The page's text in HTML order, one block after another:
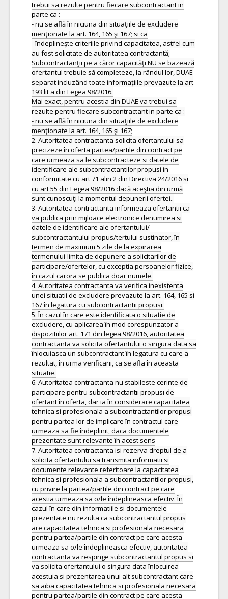
trebui sa rezulte pentru fiecare subcontractant in
parte ca :
- nu se află în niciuna din situaţiile de excludere
menţionate la art. 164, 165 şi 167; si ca
- îndeplineşte criteriile privind capacitatea, astfel cum
au fost solicitate de autoritatea contractantă;
Subcontractanţii pe a căror capacităţi NU se bazează
ofertantul trebuie să completeze, la rândul lor, DUAE
separat incluzând toate informaţiile prevazute la art
193 lit a din Legea 98/2016.
Mai exact, pentru acestia din DUAE va trebui sa
rezulte pentru fiecare subcontractant in parte ca :
- nu se află în niciuna din situaţiile de excludere
menţionate la art. 164, 165 şi 167;
2. Autoritatea contractanta solicita ofertantului sa
precizeze în oferta partea/partile din contract pe
care urmeaza sa le subcontracteze si datele de
identificare ale subcontractantilor propusi in
conformitate cu art 71 alin 2 din Directiva 24/2016 si
cu art 55 din Legea 98/2016 dacă aceştia din urmă
sunt cunoscuţi la momentul depunerii ofertei..
3. Autoritatea contractanta informeaza ofertantii ca
va publica prin mijloace electronice denumirea si
datele de identificare ale ofertantului/
subcontractantului propus/tertului sustinator, în
termen de maximum 5 zile de la expirarea
termenului-limita de depunere a solicitarilor de
participare/ofertelor, cu exceptia persoanelor fizice,
în cazul carora se publica doar numele.
4. Autoritatea contractanta va verifica inexistenta
unei situatii de excludere prevazute la art. 164, 165 si
167 în legatura cu subcontractantii propusi.
5. În cazul în care este identificata o situatie de
excludere, cu aplicarea în mod corespunzator a
dispozitiilor art. 171 din legea 98/2016, autoritatea
contractanta va solicita ofertantului o singura data sa
înlocuiasca un subcontractant în legatura cu care a
rezultat, în urma verificarii, ca se afla în aceasta
situatie.
6. Autoritatea contractanta nu stabileste cerinte de
participare pentru subcontractantii propusi de
ofertant în oferta, dar ia în considerare capacitatea
tehnica si profesionala a subcontractantilor propusi
pentru partea lor de implicare în contractul care
urmeaza sa fie îndeplinit, daca documentele
prezentate sunt relevante în acest sens
7. Autoritatea contractanta isi rezerva dreptul de a
solicita ofertantului sa transmita informatii si
documente relevante referitoare la capacitatea
tehnica si profesionala a subcontractantilor propusi,
cu privire la partea/partile din contract pe care
acestia urmeaza sa o/le îndeplineasca efectiv. În
cazul în care din informatiile si documentele
prezentate nu rezulta ca subcontractantul propus
are capacitatea tehnica si profesionala necesara
pentru partea/partile din contract pe care acesta
urmeaza sa o/le îndeplineasca efectiv, autoritatea
contractanta va respinge subcontractantul propus si
va solicita ofertantului o singura data înlocuirea
acestuia si prezentarea unui alt subcontractant care
sa aiba capacitatea tehnica si profesionala necesara
pentru partea/partile din contract pe care acesta